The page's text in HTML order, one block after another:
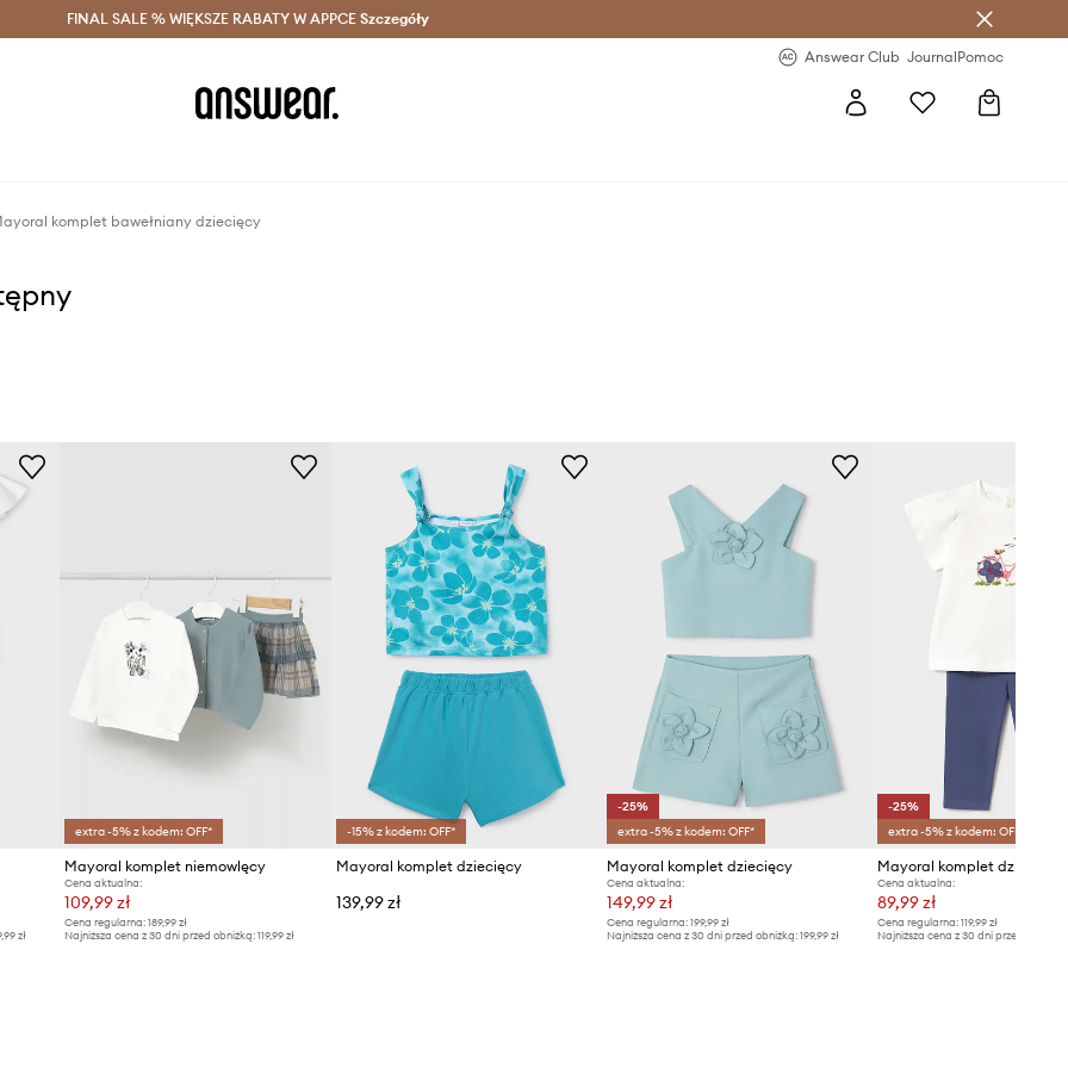
z Answear Club > Dostawa nawet w 24h >
FINAL SALE % WIĘKSZE RABATY W APPCE Szczegóły
Answear Club JournalPomoc
komplet bawełniany dziecięcy
zł
extra -5% z kodem: OFF*
Mayoral komplet niemowlęcy
Cena aktualna:
109,99 zł
Cena regularna: 189,99 zł
Najniższa cena z 30 dni przed obniżką: 119,99 zł
-15% z kodem: OFF*
Mayoral komplet dziecięcy
139,99 zł
-25%
extra -5% z kodem: OFF*
Mayoral komplet dziecięcy
Cena aktualna:
149,99 zł
Cena regularna:199,99 zł
Najniższa cena z 30 dni przed obniżką:199,99 zł
-25%
extra -5% z kodem: OFF*
Mayoral komplet dziecięcy
Cena aktualna:
89,99 zł
Cena regularna: 119,99 zł
Najniższa cena z 30 dni przed obniżką: